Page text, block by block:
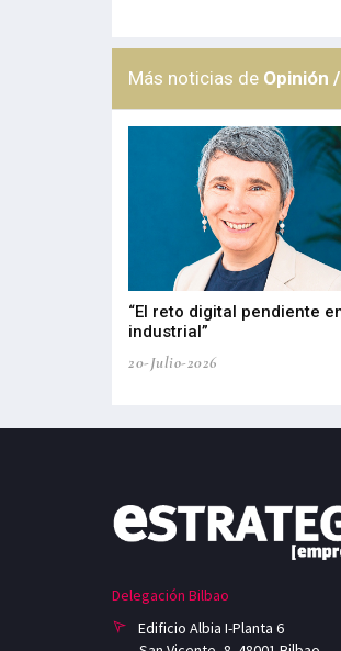
Más noticias de Opinión
“El reto digital pendiente
industrial”
20-Julio-2026
Delegación Bilbao
Edificio Albia I-Planta 6